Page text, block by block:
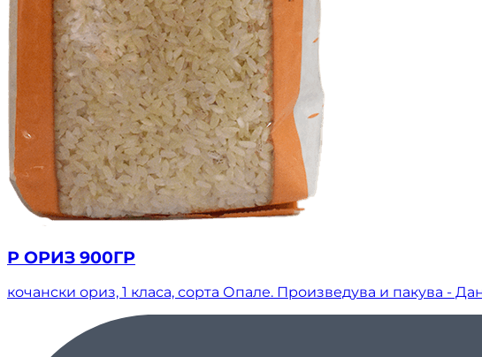
Р ОРИЗ 900ГР
кочански ориз, 1 класа, сорта Опале. Произведува и пакува -